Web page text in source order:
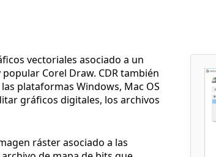
vectoriales asociado a un
Corel Draw. CDR también
plataformas Windows, Mac OS
gráficos digitales, los archivos
ráster asociado a las